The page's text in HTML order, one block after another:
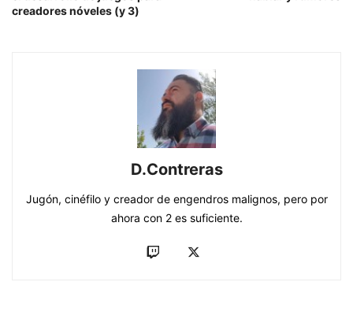
creadores nóveles (y 3)
D.Contreras
Jugón, cinéfilo y creador de engendros malignos, pero por
ahora con 2 es suficiente.